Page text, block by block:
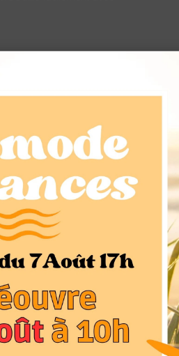
prend une
métal argent est ductile
de designs peut être
en argent. Etant
améliore la durabilité
composition exacte de
comme le
L’argent sterling
argent étaient en
est aussi utilisé